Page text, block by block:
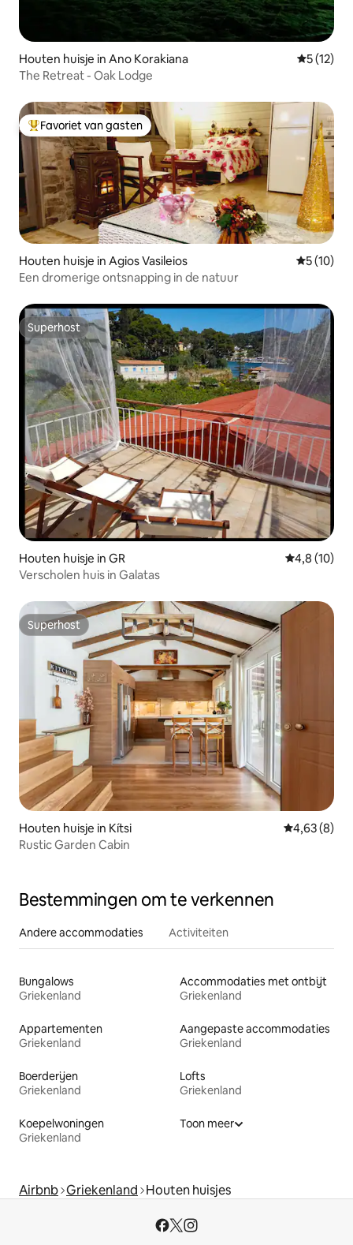
Houten huisje in Ano Korakiana
5 (12)
The Retreat - Oak Lodge
Topfavoriet van gasten
Favoriet van gasten
Houten huisje in Agios Vasileios
5 (10)
Een dromerige ontsnapping in de natuur
Superhost
Superhost
Houten huisje in GR
4,8 (10)
Verscholen huis in Galatas
Superhost
Superhost
Houten huisje in Kítsi Gemiddelde
4,63 (8)
Rustic Garden Cabin
Bestemmingen om te verkennen
Andere accommodaties Activiteiten
Bungalows
Griekenland
Accommodaties met ontbijt
Griekenland
Appartementen
Griekenland
Aangepaste accommodaties
Griekenland
Boerderijen
Griekenland
Lofts
Griekenland
Koepelwoningen
Griekenland
Toon meer
Airbnb Griekenland Houten huisjes